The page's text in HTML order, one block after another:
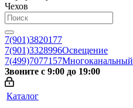
Чехов
7(901)3820177
7(901)3328996Освещение
7(499)7077157Многоканальный
Звоните с 9:00 до 19:00
Каталог